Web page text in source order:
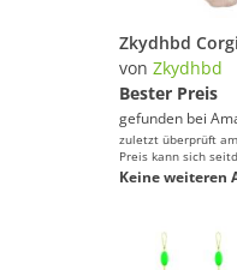
von Zkydhbd
Bester Preis
gefunden bei
zuletzt überprüft
Preis kann sich
Keine weiteren